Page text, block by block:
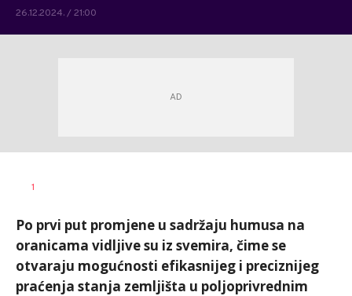
26.12.2024. / 21:00
1
Po prvi put promjene u sadržaju humusa na
oranicama vidljive su iz svemira, čime se
otvaraju mogućnosti efikasnijeg i preciznijeg
praćenja stanja zemljišta u poljoprivrednim